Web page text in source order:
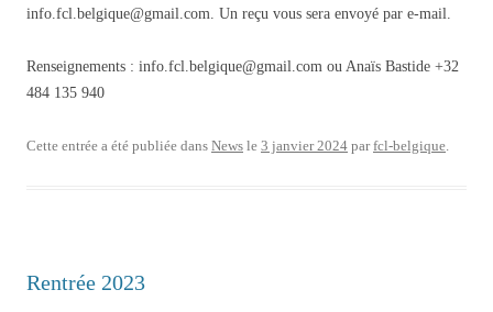
info.fcl.belgique@gmail.com. Un reçu vous sera envoyé par e-mail.
Renseignements : info.fcl.belgique@gmail.com ou Anaïs Bastide +32
484 135 940
Cette entrée a été publiée dans News le 3 janvier 2024 parfcl-belgique.
Rentrée 2023